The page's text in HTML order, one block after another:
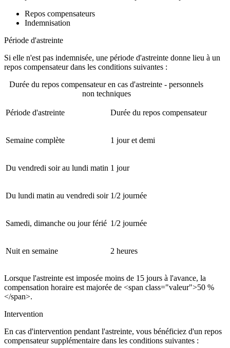
Repos compensateurs
Indemnisation
Période d'astreinte
Si elle n'est pas indemnisée, une période d'astreinte donne lieu à un
repos compensateur dans les conditions suivantes :
Durée du repos compensateur en cas d'astreinte - personnels
non techniques
Période d'astreinte Durée du repos compensateur
Semaine complète 1 jour et demi
Du vendredi soir au lundi matin 1 jour
Du lundi matin au vendredi soir 1/2 journée
Samedi, dimanche ou jour férié 1/2 journée
Nuit en semaine 2 heures
Lorsque l'astreinte est imposée moins de 15 jours à l'avance, la
compensation horaire est majorée de <span class="valeur">50 %
</span>.
Intervention
En cas d'intervention pendant l'astreinte, vous bénéficiez d'un repos
compensateur supplémentaire dans les conditions suivantes :